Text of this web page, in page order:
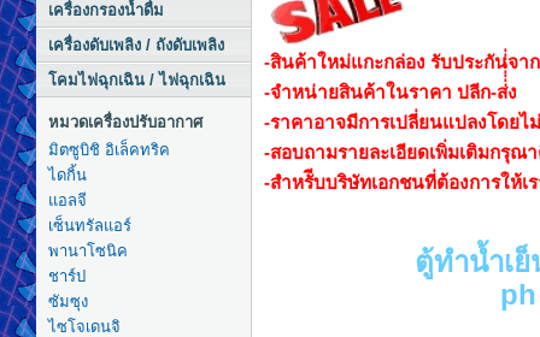
เครื่องกรองน้ำดื่ม
เครื่องดับเพลิง / ถังดับเพลิง
โคมไฟฉุกเฉิน / ไฟฉุกเฉิน
หมวดเครื่องปรับอากาศ
มิตซูบิชิ อิเล็คทริค
ไดกิ้น
แอลจี
เซ็นทรัลแอร์
พานาโซนิค
ชาร์ป
ซัมซุง
ไซโจเดนจิ
-สินค้าใหม่แกะกล่อง รับประกันจา
-จำหน่ายสินค้าในราคา ปลีก-ส่่่่่่่่่ง
-ราคาอาจมีการเปลี่ยนแปลงโดย
-สอบถามรายละเอียดเพิ่มเติมกรุณา
-สำหรัีบบริษัทเอกชนที่ต้องการให้เ
ตู้ทำน้ำเ